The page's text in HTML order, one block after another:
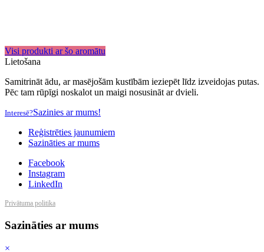
Visi produkti ar šo aromātu
Lietošana
Samitrināt ādu, ar masējošām kustībām ieziepēt līdz izveidojas putas.
Pēc tam rūpīgi noskalot un maigi nosusināt ar dvieli.
Interesē?Sazinies ar mums!
Reģistrēties jaunumiem
Sazināties ar mums
Facebook
Instagram
LinkedIn
Privātuma politika
Sazināties ar mums
×